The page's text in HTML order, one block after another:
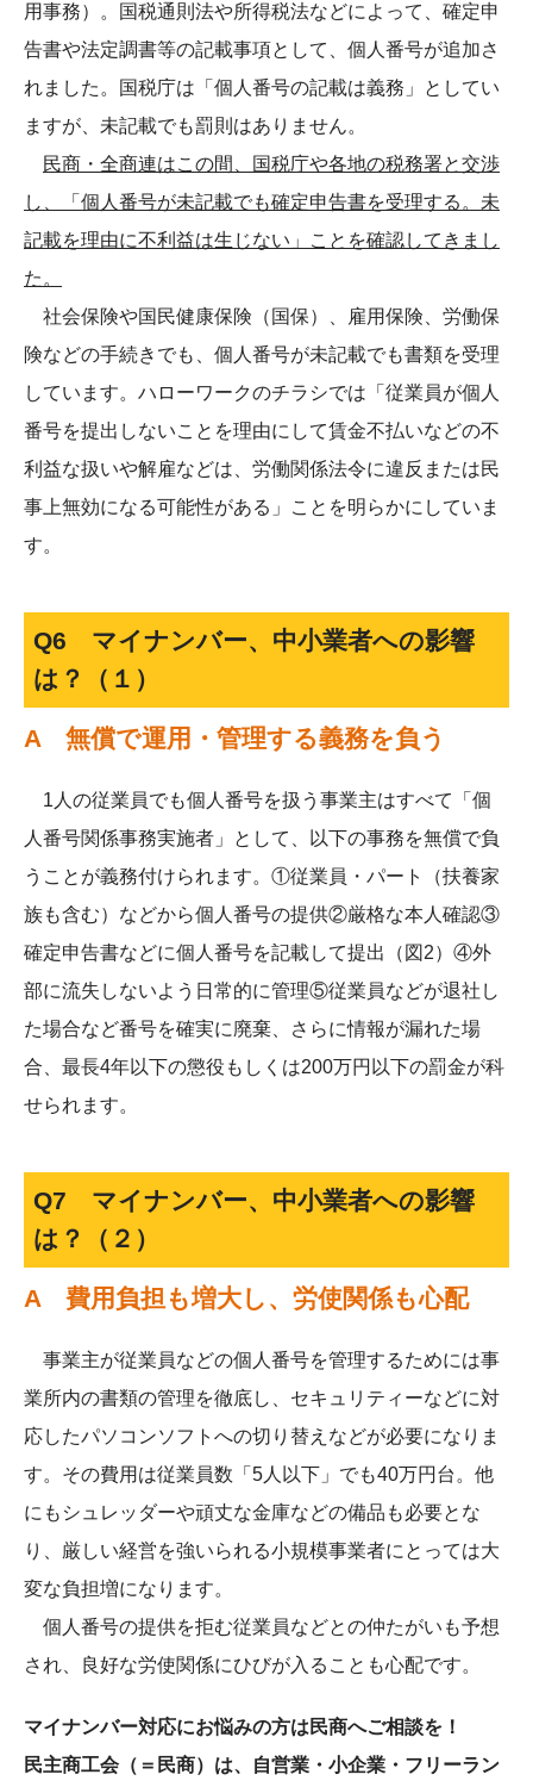
用事務）。国税通則法や所得税法などによって、確定申
告書や法定調書等の記載事項として、個人番号が追加さ
れました。国税庁は「個人番号の記載は義務」としてい
ますが、未記載でも罰則はありません。
民商・全商連はこの間、国税庁や各地の税務署と交渉
し、「個人番号が未記載でも確定申告書を受理する。未
記載を理由に不利益は生じない」ことを確認してきまし
た。
社会保険や国民健康保険（国保）、雇用保険、労働保
険などの手続きでも、個人番号が未記載でも書類を受理
しています。ハローワークのチラシでは「従業員が個人
番号を提出しないことを理由にして賃金不払いなどの不
利益な扱いや解雇などは、労働関係法令に違反または民
事上無効になる可能性がある」ことを明らかにしていま
す。
Q6 マイナンバー、中小業者への影響
は？（１）
A 無償で運用・管理する義務を負う
1人の従業員でも個人番号を扱う事業主はすべて「個
人番号関係事務実施者」として、以下の事務を無償で負
うことが義務付けられます。①従業員・パート（扶養家
族も含む）などから個人番号の提供②厳格な本人確認③
確定申告書などに個人番号を記載して提出（図2）④外
部に流失しないよう日常的に管理⑤従業員などが退社し
た場合など番号を確実に廃棄、さらに情報が漏れた場
合、最長4年以下の懲役もしくは200万円以下の罰金が科
せられます。
Q7 マイナンバー、中小業者への影響
は？（２）
A 費用負担も増大し、労使関係も心配
事業主が従業員などの個人番号を管理するためには事
業所内の書類の管理を徹底し、セキュリティーなどに対
応したパソコンソフトへの切り替えなどが必要になりま
す。その費用は従業員数「5人以下」でも40万円台。他
にもシュレッダーや頑丈な金庫などの備品も必要とな
り、厳しい経営を強いられる小規模事業者にとっては大
変な負担増になります。
個人番号の提供を拒む従業員などとの仲たがいも予想
され、良好な労使関係にひびが入ることも心配です。
マイナンバー対応にお悩みの方は民商へご相談を！
民主商工会（＝民商）は、自営業・小企業・フリーラン